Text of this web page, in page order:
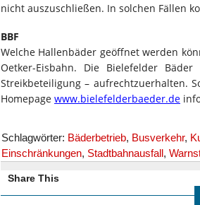
nicht auszuschließen. In solchen Fällen
BBF
Welche Hallenbäder geöffnet werden
Oetker-Eisbahn. Die Bielefelder
Streikbeteiligung – aufrechtzuerhalten.
Homepage www.bielefelderbaeder.de
Schlagwörter: Bäderbetrieb, Busverkehr,
Einschränkungen, Stadtbahnausfall,
Share This